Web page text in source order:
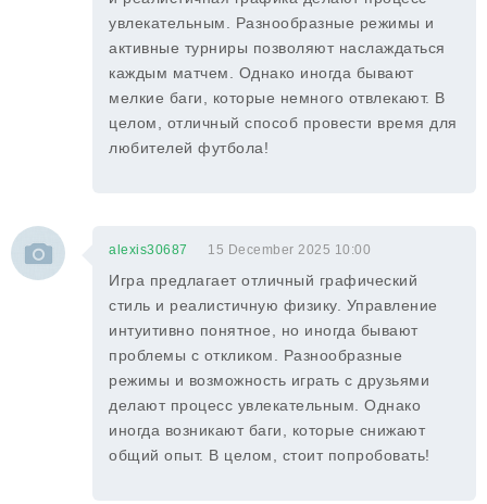
увлекательным. Разнообразные режимы и
активные турниры позволяют наслаждаться
каждым матчем. Однако иногда бывают
мелкие баги, которые немного отвлекают. В
целом, отличный способ провести время для
любителей футбола!
alexis30687 15 December 2025 10:00
Игра предлагает отличный графический
стиль и реалистичную физику. Управление
интуитивно понятное, но иногда бывают
проблемы с откликом. Разнообразные
режимы и возможность играть с друзьями
делают процесс увлекательным. Однако
иногда возникают баги, которые снижают
общий опыт. В целом, стоит попробовать!